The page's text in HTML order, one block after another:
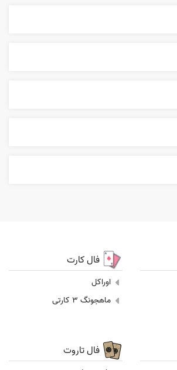
فال کارت
اوراکل
ماهجونگ 3 کارتی
فال تاروت